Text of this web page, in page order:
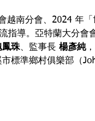
越南分會、2024 年
指導。亞特蘭大分會
鳳珠、監事長 楊彥純
標準鄉村俱樂部（